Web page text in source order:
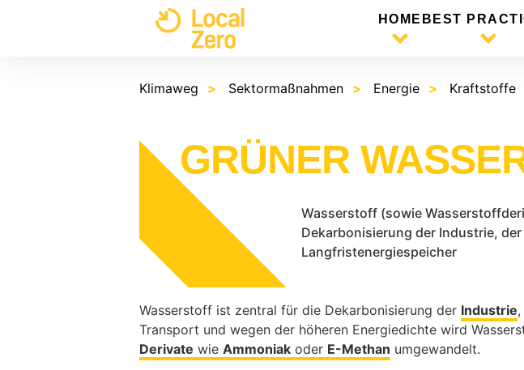
HOME BEST
Klimaweg Sektormaßnahmen Energie Kraftstoffe
GRÜNER
Wasserstoff (sowie
Dekarbonisierung der Industrie,
Langfristenergiespeicher
Wasserstoff ist zentral für die Dekarbonisierung der Industrie
Transport und wegen der höheren Energiedichte wird
Derivate wie Ammoniak oder E-Methan umgewandelt.